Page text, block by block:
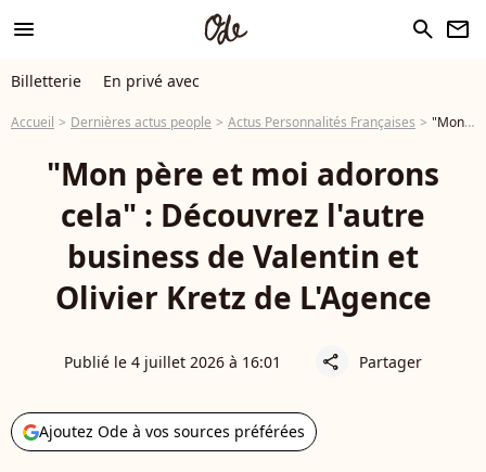
menu search newsletter
Billetterie En privé avec
Accueil Dernières actus people Actus Personnalités Françaises "Mon père et moi adorons cela" : Découvrez l'autre business de Valentin et Olivier Kretz de L'Agence
"Mon père et moi adorons
cela" : Découvrez l'autre
business de Valentin et
Olivier Kretz de L'Agence
Publié le 4 juillet 2026 à 16:01 share Partager
Ajoutez Ode à vos sources préférées